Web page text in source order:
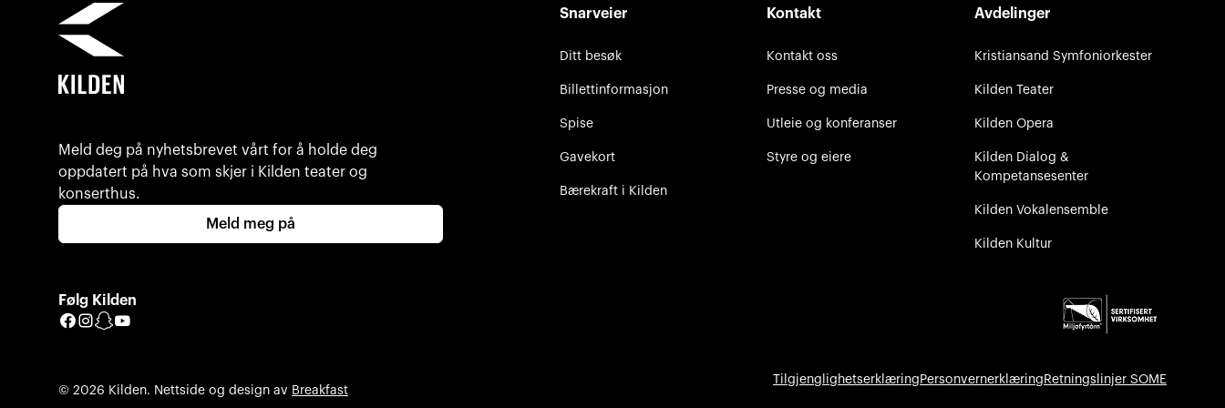
Meld deg på nyhetsbrevet vårt for å holde deg
oppdatert på hva som skjer i Kilden teater og
konserthus.
Meld meg på
Følg Kilden
Facebook
Instagram
Snapchat
Snarveier
Ditt besøk
Billettinformasjon
Spise
Gavekort
Bærekraft i Kilden
Kontakt
Kontakt oss
Presse og media
Utleie og konferanser
Styre og eiere
Avdelinger
Kristiansand Symfoniorkester
Kilden Teater
Kilden Opera
Kilden Dialog &
Kompetansesenter
Kilden Vokalensemble
Kilden Kultur
© 2026 Kilden. Nettside og design av Breakfast
Tilgjenglighetserklæring Personvernerklæring Retningslinjer SOME